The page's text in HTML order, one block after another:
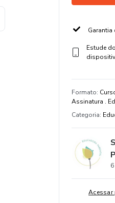
Garantia
Estude
Formato:
Assinatura .
Categoria: